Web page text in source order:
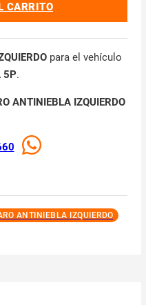
CARRITO
para el vehículo
5P.
ANTINIEBLA IZQUIERDO
ANTINIEBLA IZQUIERDO